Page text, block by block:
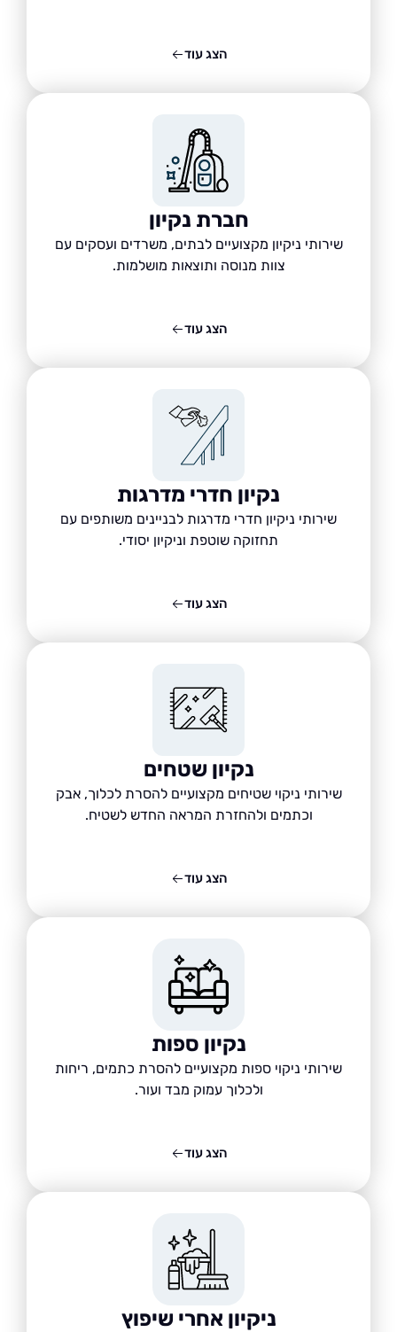
חברת נקיון
שירותי ניקיון מקצועיים לבתים, משרדים ועסקים עם
צוות מנוסה ותוצאות מושלמות.
נקיון חדרי מדרגות
שירותי ניקיון חדרי מדרגות לבניינים משותפים עם
תחזוקה שוטפת וניקיון יסודי.
נקיון שטחים
שירותי ניקוי שטיחים מקצועיים להסרת לכלוך, אבק
וכתמים ולהחזרת המראה החדש לשטיח.
נקיון ספות
שירותי ניקוי ספות מקצועיים להסרת כתמים, ריחות
ולכלוך עמוק מבד ועור.
ניקיון אחרי שיפוץ